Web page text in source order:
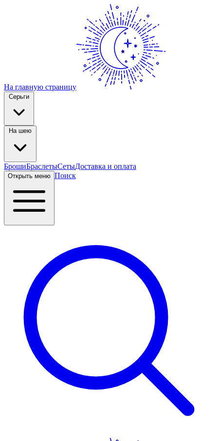
На главную страницу
БрошиБраслетыСетыДоставка и оплата
Открыть меню Поиск